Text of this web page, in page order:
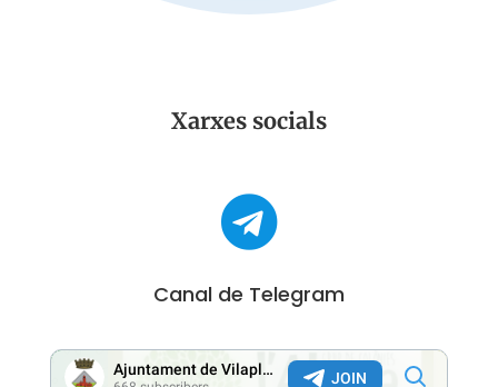
Xarxes socials

Canal de Telegram